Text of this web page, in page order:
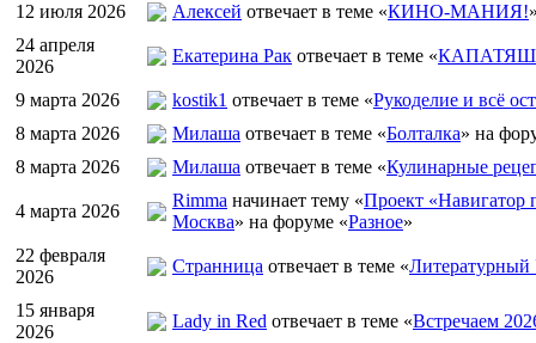
12 июля 2026
Алексей отвечает в теме «КИНО-МАНИЯ!
24 апреля
2026
Екатерина Рак отвечает в теме «
9 марта 2026 kostik1 отвечает в теме «Рукоделие и всё
8 марта 2026
Милаша отвечает в теме «Болталка» на
8 марта 2026
Милаша отвечает в теме «Кулинарные
4 марта 2026
Rimma начинает тему «Проект «Навигатор
Москва» на форуме «Разное»
22 февраля
2026
Странница отвечает в теме «Литературный
15 января
2026
Lady in Red отвечает в теме «Встречаем